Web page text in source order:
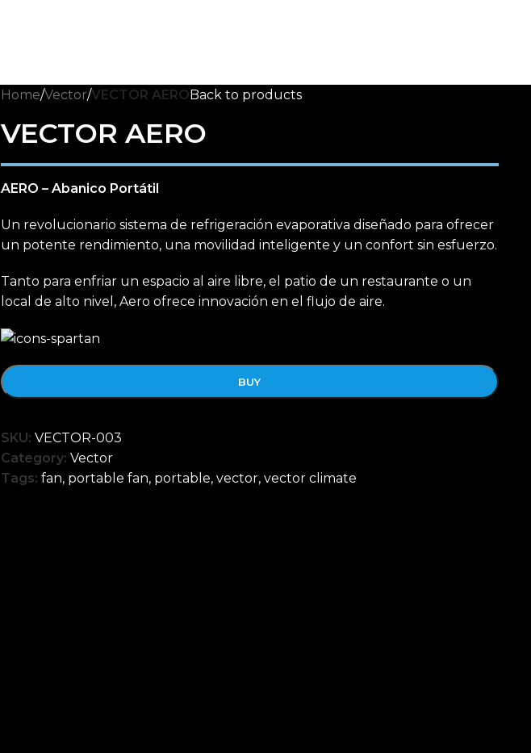
Home/Vector/VECTOR AEROBack to products
VECTOR AERO
AERO – Abanico Portátil
Un revolucionario sistema de refrigeración evaporativa diseñado para ofrecer
un potente rendimiento, una movilidad inteligente y un confort sin esfuerzo.
Tanto para enfriar un espacio al aire libre, el patio de un restaurante o un
local de alto nivel, Aero ofrece innovación en el flujo de aire.
BUY
SKU: VECTOR-003
Category: Vector
Tags: fan, portable fan, portable, vector, vector climate